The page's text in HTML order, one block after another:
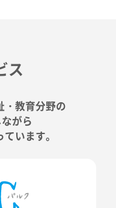
ス
・教育分野の
がら
います。